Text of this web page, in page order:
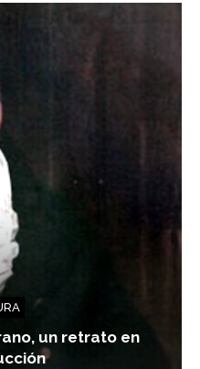
un retrato en